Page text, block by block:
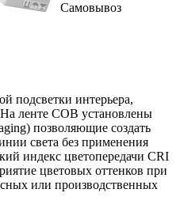
Самовывоз
подсветки интерьера,
ленте COB установлены
позволяющие создать
света без применения
индекс цветопередачи CRI
цветовых оттенков при
или производственных